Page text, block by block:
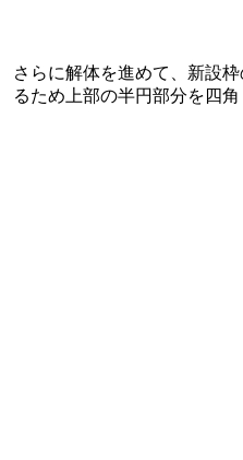
さらに解体を進めて、新設
るため上部の半円部分を四角